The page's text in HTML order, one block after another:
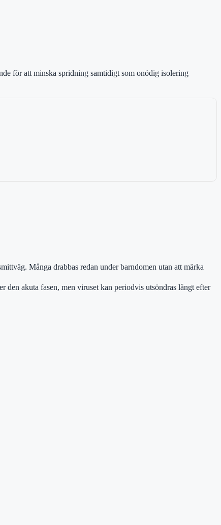
för att minska spridning samtidigt som onödig isolering
Många drabbas redan under barndomen utan att märka
den akuta fasen, men viruset kan periodvis utsöndras långt efter